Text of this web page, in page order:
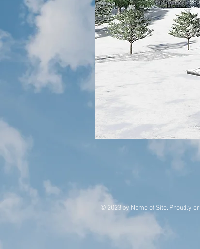
© 2023 by Name of Site. Proudly